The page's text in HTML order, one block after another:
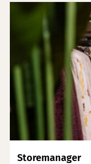
Storemanager